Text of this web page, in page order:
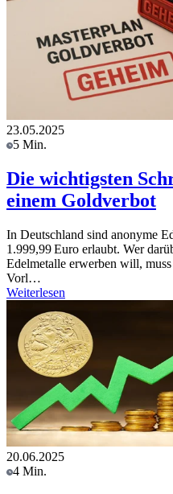
23.05.2025
5 Min.
Die wichtigsten
einem Goldverbot
In Deutschland sind anonyme
1.999,99 Euro erlaubt. Wer
Edelmetalle erwerben will,
Vorl…
Weiterlesen
20.06.2025
4 Min.